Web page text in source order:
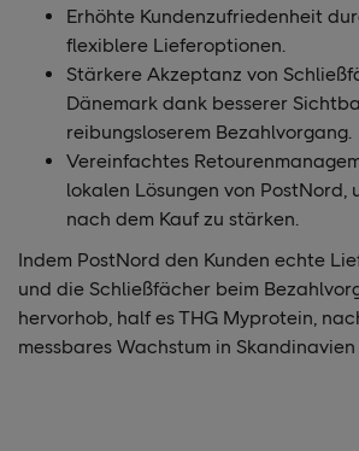
Erhöhte Kundenzufriedenheit
flexiblere Lieferoptionen.
Stärkere Akzeptanz von
Dänemark dank besserer
reibungsloserem Bezahlvorgang.
Vereinfachtes
lokalen Lösungen von PostNord,
nach dem Kauf zu stärken.
Indem PostNord den Kunden echte
und die Schließfächer beim
hervorhob, half es THG Myprotein,
messbares Wachstum in Skandinavien